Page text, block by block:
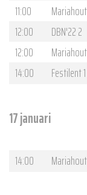
11:00
12:00
DBN'22 2
12:00
14:00
Festilent 1
17 januari
14:00